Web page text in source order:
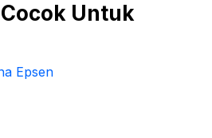
Untuk
Epsen